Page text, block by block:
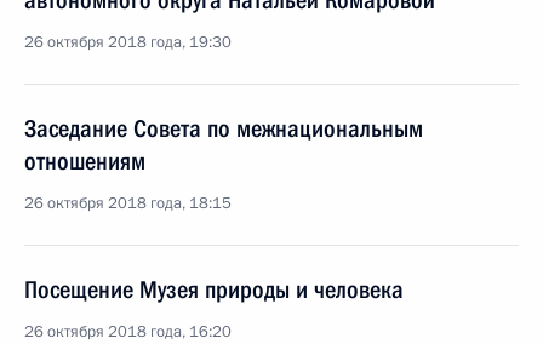
26 октября 2018 года, 19:30
Заседание Совета по межнациональным
отношениям
26 октября 2018 года, 18:15
Посещение Музея природы и человека
26 октября 2018 года, 16:20